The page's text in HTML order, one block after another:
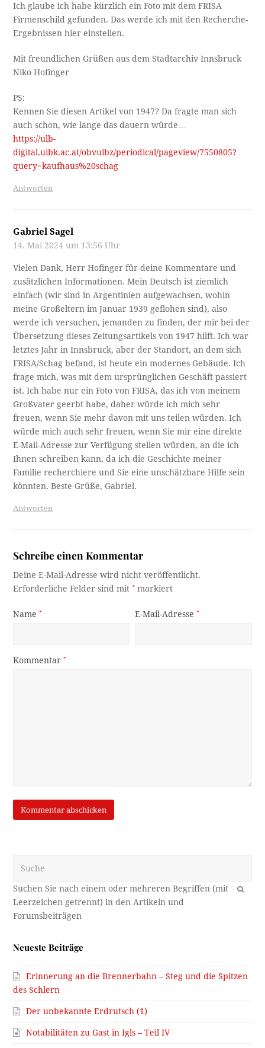
Ich glaube ich habe kürzlich ein Foto mit dem FRISA
Firmenschild gefunden. Das werde ich mit den Recherche-
Ergebnissen hier einstellen.
Mit freundlichen Grüßen aus dem Stadtarchiv Innsbruck
Niko Hofinger
PS:
Kennen Sie diesen Artikel von 1947? Da fragte man sich
auch schon, wie lange das dauern würde…
https://ulb-
digital.uibk.ac.at/obvuibz/periodical/pageview/7550805?
query=kaufhaus%20schag
Antworten
Gabriel Sagel
14. Mai 2024 um 13:56 Uhr
Vielen Dank, Herr Hofinger für deine Kommentare und
zusätzlichen Informationen. Mein Deutsch ist ziemlich
einfach (wir sind in Argentinien aufgewachsen, wohin
meine Großeltern im Januar 1939 geflohen sind), also
werde ich versuchen, jemanden zu finden, der mir bei der
Übersetzung dieses Zeitungsartikels von 1947 hilft. Ich war
letztes Jahr in Innsbruck, aber der Standort, an dem sich
FRISA/Schag befand, ist heute ein modernes Gebäude. Ich
frage mich, was mit dem ursprünglichen Geschäft passiert
ist. Ich habe nur ein Foto von FRISA, das ich von meinem
Großvater geerbt habe, daher würde ich mich sehr
freuen, wenn Sie mehr davon mit uns teilen würden. Ich
würde mich auch sehr freuen, wenn Sie mir eine direkte
E-Mail-Adresse zur Verfügung stellen würden, an die ich
Ihnen schreiben kann, da ich die Geschichte meiner
Familie recherchiere und Sie eine unschätzbare Hilfe sein
könnten. Beste Grüße, Gabriel.
Antworten
Schreibe einen Kommentar
Deine E-Mail-Adresse wird nicht veröffentlicht.
Erforderliche Felder sind mit* markiert
Name* E-Mail-Adresse*
Kommentar*
OK
Neueste Beiträge
Erinnerung an die Brennerbahn – Steg und die Spitzen
des Schlern
Der unbekannte Erdrutsch (1)
Notabilitäten zu Gast in Igls – Teil IV